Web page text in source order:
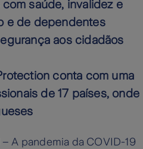
saúde, invalidez e
e de dependentes
aos cidadãos
conta com uma
de 17 países, onde
– A pandemia da COVID-19